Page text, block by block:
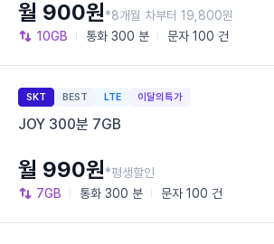
10GB 통화 300 분 문자 100 건
월 900원*8개월 차부터 19,800원
SKT BEST LTE 이달의특가
JOY 300분 7GB
7GB 통화 300 분 문자 100 건
월 990원*평생할인